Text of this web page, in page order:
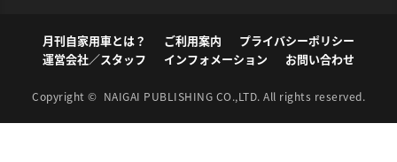
月刊自家用車とは？ ご利用案内
プライバシーポリシー
運営会社／スタッフ
インフォメーション お問い合わせ
Copyright © NAIGAI PUBLISHING CO.,LTD. All rights reserved.